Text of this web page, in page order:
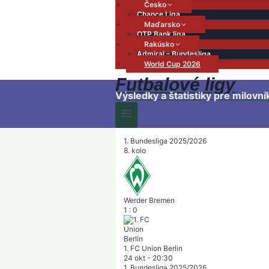
Česko
Chance Liga
Maďarsko
OTP Bank liga
Rakúsko
Admiral – Bundesliga
World Cup 2026
Futbalové ligy
Výsledky a štatistiky pre
1. Bundesliga 2025/2026
8. kolo
Werder Bremen
1 : 0
1. FC Union Berlin
24 okt - 20:30